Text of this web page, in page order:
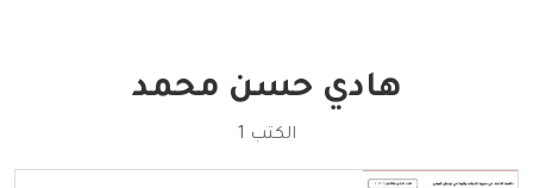
هادي حسن محمد
الكتب 1